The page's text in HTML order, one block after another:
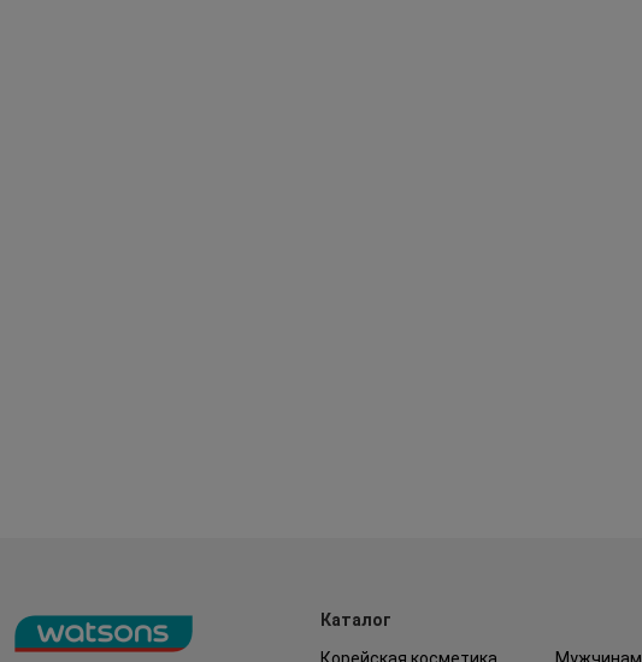
Каталог
Корейская косметика
Мужчинам